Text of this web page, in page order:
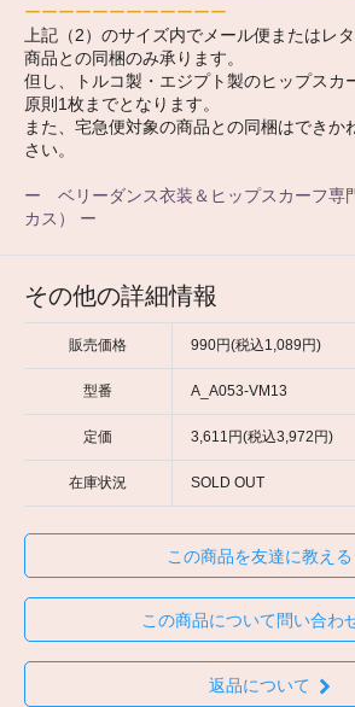
ーーーーーーーーーーーー
上記（2）のサイズ内でメール便またはレ
商品との同梱のみ承ります。
但し、トルコ製・エジプト製のヒップスカ
原則1枚までとなります。
また、宅急便対象の商品との同梱はできか
さい。
ー ベリーダンス衣装＆ヒップスカーフ
カス） ー
その他の詳細情報
販売価格 990円(税込1,089円)
型番 A_A053-VM13
定価 3,611円(税込3,972円)
在庫状況 SOLD OUT
この商品を友達に教える
この商品について問い合わ
返品について